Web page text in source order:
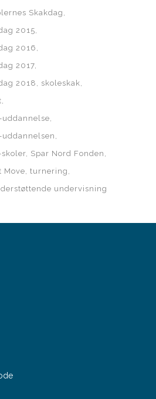
Skakdag
2015
2016
2017
2018
skoleskak
Spar Nord Fonden
Move turnering
undervisning